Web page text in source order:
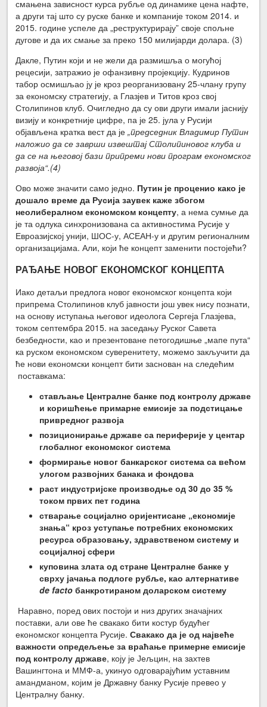
смањена зависност курса рубље од динамике цена нафте,
а други тај што су руске банке и компаније током 2014. и
2015. године успеле да „реструктурирају” своје спољне
дугове и да их смање за преко 150 милијарди долара. (3)
Дакле, Путин који и не жели да размишља о могућој
рецесији, затражио је офанзивну пројекцију. Кудринов
табор осмишљао ју је кроз реорганизовану 25-члану групу
за економску стратегију, а Глазјев и Титов кроз свој
Столипинов клуб. Очигледно да су ови други имали јаснију
визију и конкретније цифре, па је 25. јула у Русији
објављена кратка вест да је „председник Владимир Путин
наложио да се заврши извештај Столипиновог клуба и
да се на његовој бази припреми нови програм економског
развоја“.(4)
Ово може значити само једно. Путин је проценио како је
дошало време да Русија заувек каже збогом
неолибералном економском концепту, а нема сумње да
је та одлука синхронизована са активностима Русије у
Евроазијској унији, ШОС-у, АСЕАН-у и другим регионалним
организацијама. Али, који ће концепт заменити постојећи?
РАЂАЊЕ НОВОГ ЕКОНОМСКОГ КОНЦЕПТА
Иако детаљи предлога новог економског концепта који
припрема Столипинов клуб јавности још увек нису познати,
на основу иступања његовог идеолога Сергеја Глазјева,
током септембра 2015. на заседању Руског Савета
безбедности, као и презентоване петогодишње „мапе пута“
ка руском економском суверенитету, можемо закључити да
ће нови економски концепт бити заснован на следећим
поставкама:
стављање Централне банке под контролу државе
и коришћење примарне емисије за подстицање
привредног развоја
позиционирање државе са периферије у центар
глобалног економског система
формирање новог банкарског система са већом
улогом развојних банака и фондова
раст индустријске производње од 30 до 35 %
током првих пет година
стварање социјално оријентисане „економије
знања“ кроз уступање потребних економских
ресурса образовању, здравственом систему и
социјалној сфери
куповина злата од стране Централне банке у
сврху јачања подлоге рубље, као алтернативе
de facto банкротираном доларском систему
Наравно, поред ових постоји и низ других значајних
поставки, али ове ће свакако бити костур будућег
економског концепта Русије.Свакако да је од највеће
важности опредељење за враћање примерне емисије
под контролу државе, коју је Јељцин, на захтев
Вашингтона и ММФ-а, укинуо одговарајућим уставним
амандманом, којим је Државну банку Русије превео у
Централну банку.